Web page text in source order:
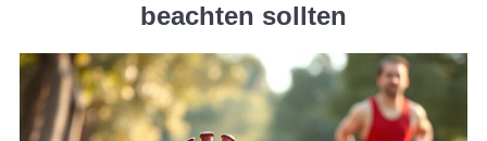
beachten sollten